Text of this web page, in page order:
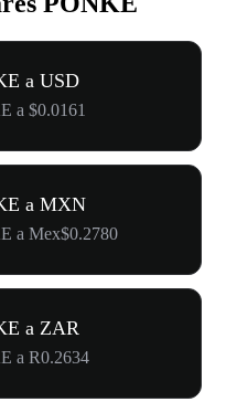
a USD
a $0.0161
a MXN
a Mex$0.2780
a ZAR
a R0.2634